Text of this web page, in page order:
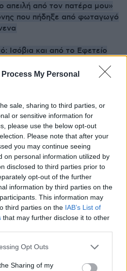
Process My Personal
sale, sharing to third parties, or
or sensitive information for
please use the below opt-out
Please note that after your
you may continue seeing
on personal information utilized by
disclosed to third parties prior to
opt-out of the further
information by third parties on the
This information may
third parties on the IAB’s List of
that may further disclose it to other
app uses one or more Google
usage behaviour. You may click to
Opt Outs
Sharing of my
απειλή από τον πατέρα μου»
που πήδηξε από φωταγωγό
Ισόβια και από το Εφετείο
του στα μέσα κοινωνικής
στο Google News
τις ειδήσεις
Ειδήσειςαπό την Ελλάδα
που συμβαίνουν, στο